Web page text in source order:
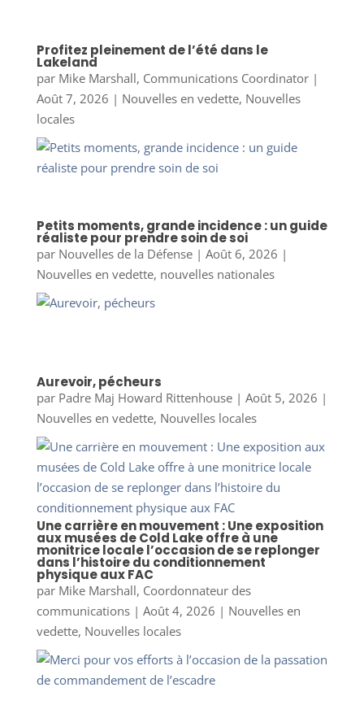
Profitez pleinement de l’été dans le
Lakeland
par Mike Marshall, Communications Coordinator|
Août 7, 2026 | Nouvelles en vedette, Nouvelles
locales
Petits moments, grande incidence : un guide
réaliste pour prendre soin de soi
par Nouvelles de la Défense| Août 6, 2026 |
Nouvelles en vedette, nouvelles nationales
Aurevoir, pécheurs
par Padre Maj Howard Rittenhouse| Août 5, 2026 |
Nouvelles en vedette, Nouvelles locales
Une carrière en mouvement : Une exposition
aux musées de Cold Lake offre à une
monitrice locale l’occasion de se replonger
dans l’histoire du conditionnement
physique aux FAC
par Mike Marshall, Coordonnateur des
communications| Août 4, 2026 | Nouvelles en
vedette, Nouvelles locales